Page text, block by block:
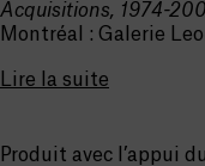
Acquisitions, 1974-
Montréal : Galerie
Lire la suite
Produit avec l’appui du